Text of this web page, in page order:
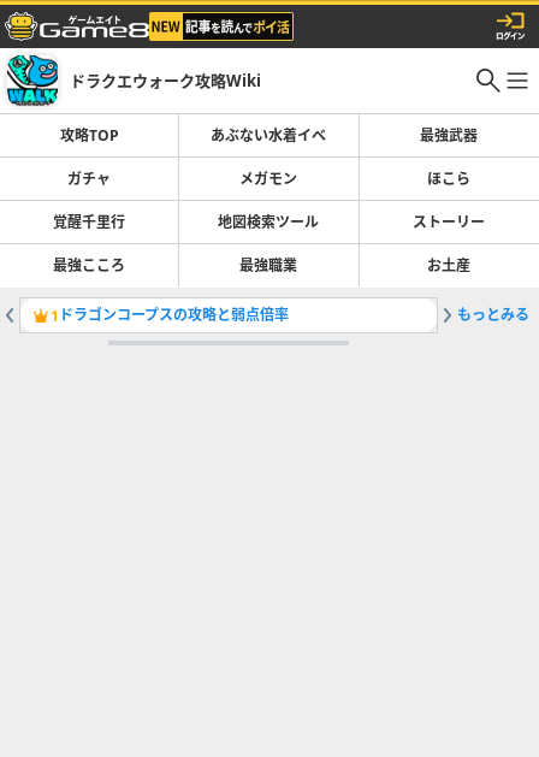
ドラクエウォーク攻略Wiki
攻略TOP あぶない水着イベ 最強武器
ガチャ メガモン ほこら
覚醒千里行 地図検索ツール ストーリー
最強こころ 最強職業 お土産
1 ドラゴンコープスの攻略と弱点倍率 2ガチャ(
もっとみる